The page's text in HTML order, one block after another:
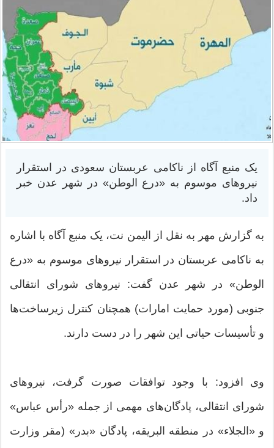
یک منبع آگاه از ناکامی عربستان سعودی در استقرار
نیروهای موسوم به «درع الوطن» در شهر عدن خبر
داد.
به گزارش مهر به نقل از الیمن نت، یک منبع آگاه با اشاره
به ناکامی عربستان در استقرار نیروهای موسوم به «درع
الوطن» در شهر عدن گفت: نیروهای شورای انتقالی
جنوبی (مورد حمایت امارات) همچنان کنترل زیرساخت‌ها
و تأسیسات حیاتی این شهر را در دست دارند.
وی افزود: با وجود توافقات صورت گرفت، نیروهای
شورای انتقالی، پادگان‌های مهمی از جمله «رأس عباس»
و «الجلاء» در منطقه البریقه، پادگان «بدر» (مقر وزارت